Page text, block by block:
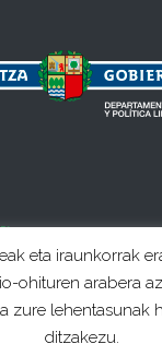
eta iraunkorrak
ohituren arabera
zure lehentasunak
ditzakezu.